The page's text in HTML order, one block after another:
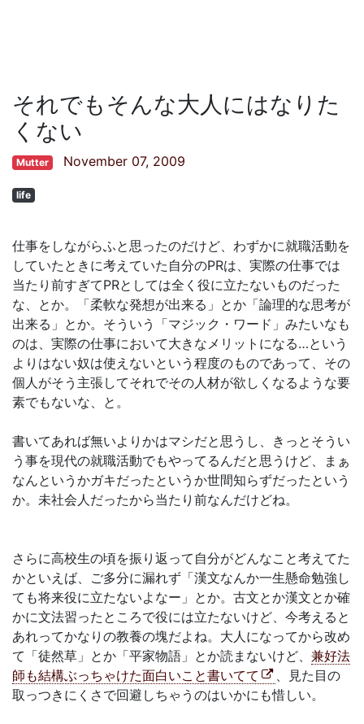
それでもそんな大人にはなりた
くない
Mutter November 07, 2009
life
仕事をしながらふと思ったのだけど、わずかに就職活動を
していたときに考えていた自分のPRは、実際の仕事では
当たり前すぎてPRとしては全く役に立たないものだった
な、とか。「柔軟な発想が出来る」とか「論理的な思考が
出来る」とか。そういう「マジック・ワード」みたいなも
のは、実際の仕事において大きなメリットになる…という
よりはない奴は使えないという程度のものであって、その
個人がそう主張してそれでその人材が欲しくなるような要
素でもないな、と。
書いてあれば無いよりかはマシだと思うし、きっとそうい
う事を現代の就職活動でもやってるんだと思うけど、まぁ
なんというかガキだったというか世間知らずだったという
か。未社会人だったから当たり前なんだけどね。
さらに高校生の頃を振り返って自分がどんなこと考えてた
かといえば、ご多分に漏れず「漢文なんか一生懸命勉強し
ても将来役に立たないよなー」とか。古文とか漢文とか確
かに文法習ったところで役には立たないけど、今考えると
あれってかなりの教養の塊だよね。大人になってから改め
て「徒然草」とか「平家物語」とか読まないけど、 兼好法
師も結構ぶっちゃけた面白いこと書いてて
、見た目の
取っつきにくさで回避しちゃうのはいかにも惜しい。